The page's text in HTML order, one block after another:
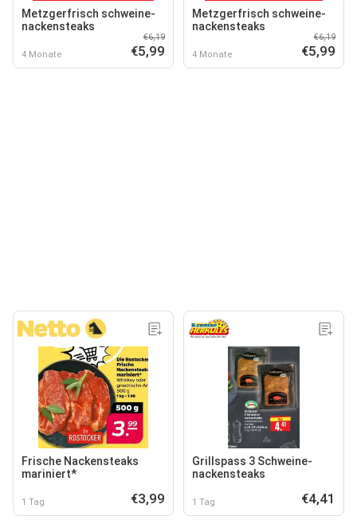
Metzgerfrisch schweine-
nackensteaks
4 Monate
€6,19
€5,99
Metzgerfrisch schweine-
nackensteaks
4 Monate
€6,19
€5,99
Frische Nackensteaks
mariniert*
1 Tag €3,99
Grillspass 3 Schweine-
nackensteaks
1 Tag €4,41